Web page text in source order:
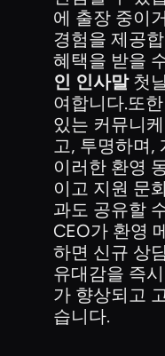
에 출장 중이
경험을 제공
혜택을 받을
인 인사말첫
여합니다.또
있는 커뮤니
고, 투명하며,
이러한 환영
이고 지원 문
과도 공유할
CEO가 환영
하면 신규 상
유대감을 즉
가 향상되고
습니다.